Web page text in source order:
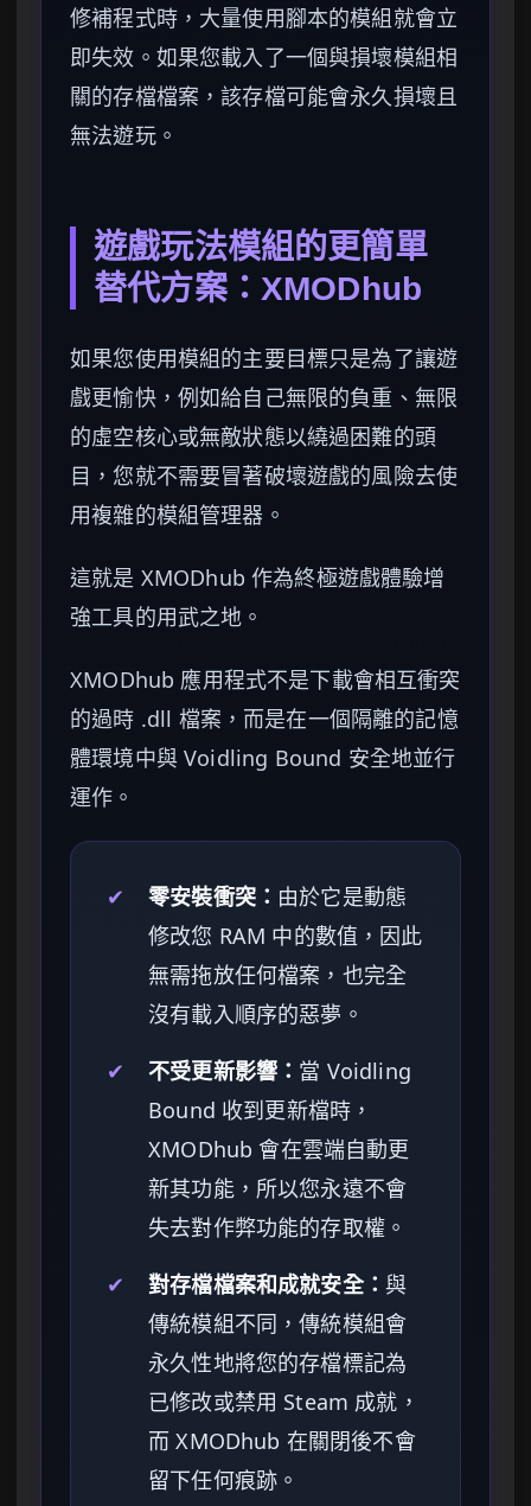
修補程式時，大量使用腳本的模組就會立
即失效。如果您載入了一個與損壞模組相
關的存檔檔案，該存檔可能會永久損壞且
無法遊玩。
遊戲玩法模組的更簡單
替代方案：XMODhub
如果您使用模組的主要目標只是為了讓遊
戲更愉快，例如給自己無限的負重、無限
的虛空核心或無敵狀態以繞過困難的頭
目，您就不需要冒著破壞遊戲的風險去使
用複雜的模組管理器。
這就是 XMODhub 作為終極遊戲體驗增
強工具的用武之地。
XMODhub 應用程式不是下載會相互衝突
的過時 .dll 檔案，而是在一個隔離的記憶
體環境中與 Voidling Bound 安全地並行
運作。
✔ 零安裝衝突： 由於它是動態
修改您 RAM 中的數值，因此
無需拖放任何檔案，也完全
沒有載入順序的惡夢。
✔
不受更新影響： 當 Voidling
Bound 收到更新檔時，
XMODhub 會在雲端自動更
新其功能，所以您永遠不會
失去對作弊功能的存取權。
✔
對存檔檔案和成就安全： 與
傳統模組不同，傳統模組會
永久性地將您的存檔標記為
已修改或禁用 Steam 成就，
而 XMODhub 在關閉後不會
留下任何痕跡。